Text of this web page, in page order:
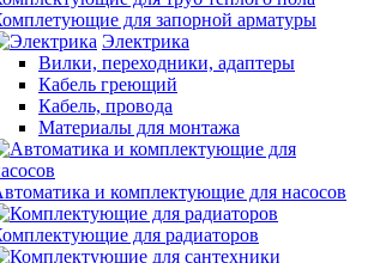
для запорной арматуры
Электрика
Вилки, переходники, адаптеры
Кабель греющий
Кабель, провода
Материалы для монтажа
и комплектующие для насосов
для радиаторов